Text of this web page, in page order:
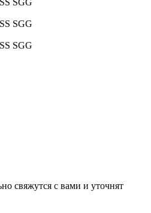
свяжутся с вами и уточнят